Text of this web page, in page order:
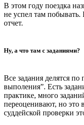
В этом году поездка
не успел там побывать.
отчет.
Ну, а что там с заданиями?
Все задания делятся
выполения”. Есть
практике, много
переоценивают, но это
суддейской проверки